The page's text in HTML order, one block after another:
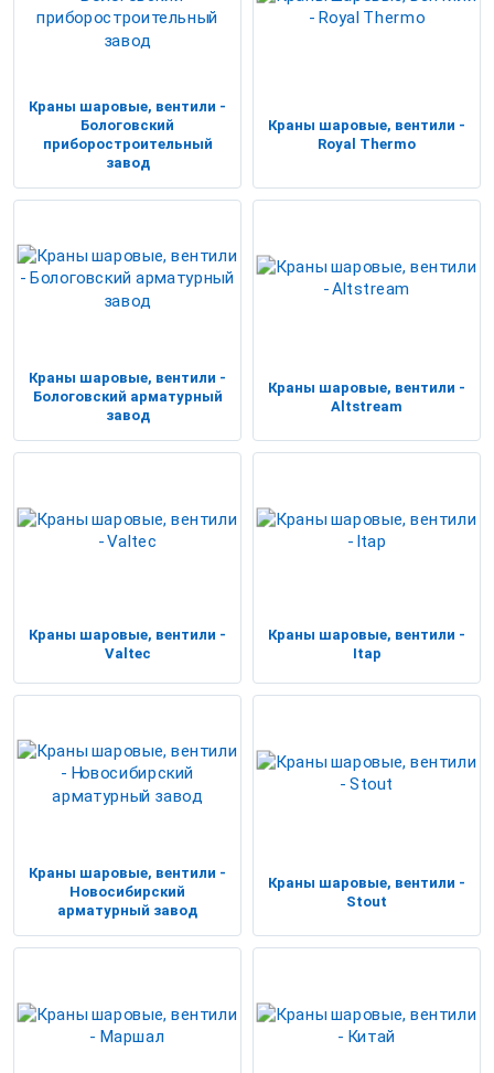
Краны шаровые, вентили -
Бологовский
приборостроительный
завод
Краны шаровые, вентили -
Royal Thermo
Краны шаровые, вентили -
Бологовский арматурный
завод
Краны шаровые, вентили -
Altstream
Краны шаровые, вентили -
Valtec
Краны шаровые, вентили -
Itap
Краны шаровые, вентили -
Новосибирский
арматурный завод
Краны шаровые, вентили -
Stout